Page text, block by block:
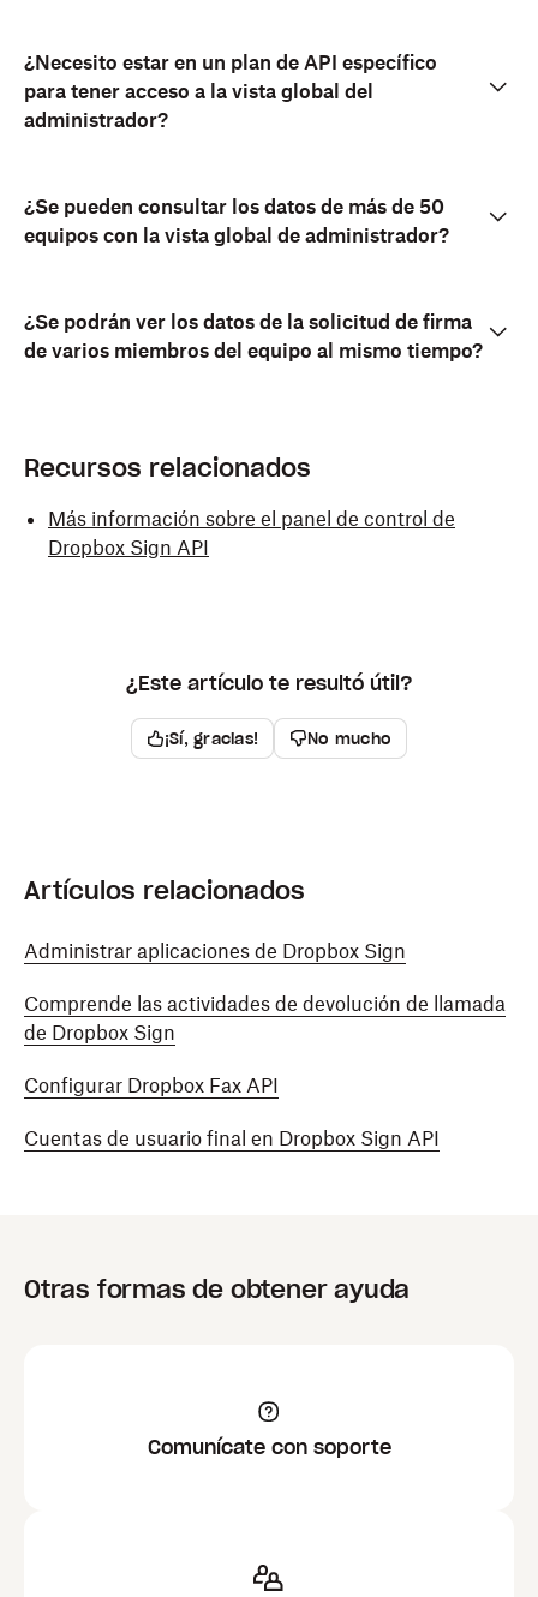
¿Necesito estar en un plan de API específico
para tener acceso a la vista global del
administrador?
¿Se pueden consultar los datos de más de 50
equipos con la vista global de administrador?
¿Se podrán ver los datos de la solicitud de firma
de varios miembros del equipo al mismo tiempo?
Recursos relacionados
Más información sobre el panel de control de
Dropbox Sign API
¿Este artículo te resultó útil?
¡Sí, gracias! No mucho
Artículos relacionados
Administrar aplicaciones de Dropbox Sign
Comprende las actividades de devolución de llamada
de Dropbox Sign
Configurar Dropbox Fax API
Cuentas de usuario final en Dropbox Sign API
Otras formas de obtener ayuda
Comunícate con soporte